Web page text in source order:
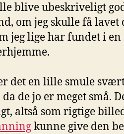
blive ubeskriveligt
om jeg skulle få
jeg lige har fundet i en
det en lille smule
de jo er meget små.
altså som rigtige
kunne give den